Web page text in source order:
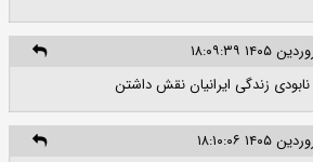
زندگی ایرانیان نقش داشتن